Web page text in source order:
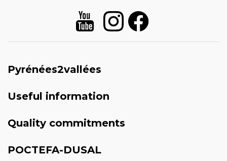
Pyrénées2vallées
Useful information
Quality commitments
POCTEFA-DUSAL